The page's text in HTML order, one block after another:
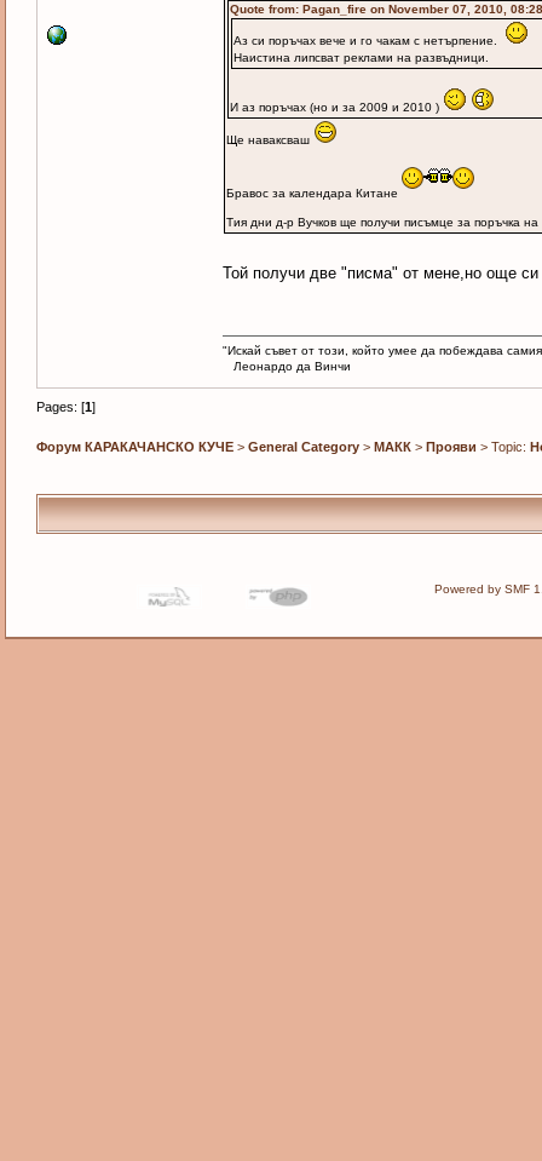
Quote from: Pagan_fire on November 07, 2010,
Аз си поръчах вече и го чакам с нетърпение.
Наистина липсват реклами на развъдници.
И аз поръчах (но и за 2009 и 2010 )
Ще наваксваш
Бравос за календара Китане
Тия дни д-р Вучков ще получи писъмце за поръчка
Той получи две "писма" от мене,но още
"Искай съвет от този, който умее да побеждава
Леонардо да Винчи
Pages: [1]
Форум КАРАКАЧАНСКО КУЧЕ> General Category> МАКК> Прояви > Topic:
Powered by SMF